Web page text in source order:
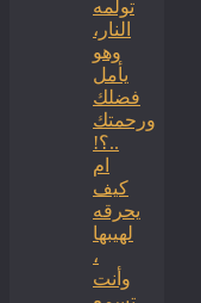
تولمه
النار،
وهو
يأمل
فضلك
ورحمتك
..؟!
ام
كيف
يحرقه
لهيبها
،
وأنت